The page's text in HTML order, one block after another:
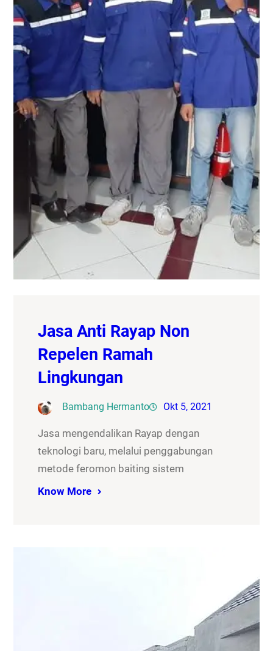
Jasa Anti Rayap Non
Repelen Ramah
Lingkungan
Bambang Hermanto Okt 5, 2021
Jasa mengendalikan Rayap dengan
teknologi baru, melalui penggabungan
metode feromon baiting sistem
Know More